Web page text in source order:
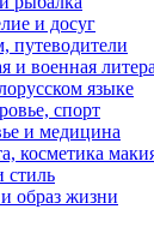
и досуг
путеводители
и военная
языке
спорт
и медицина
косметика
стиль
образ жизни